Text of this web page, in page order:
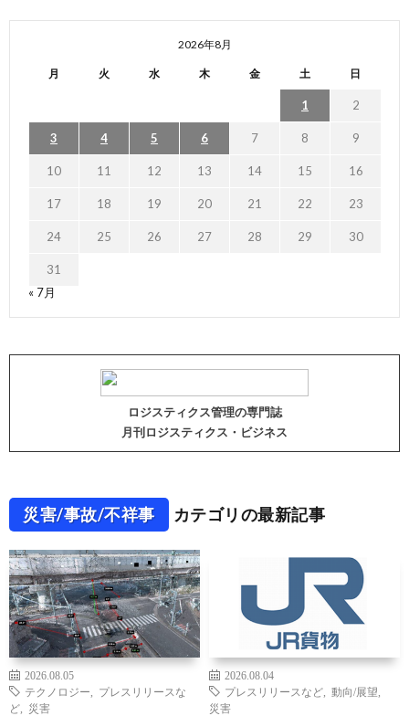
2026年8月
月 火 水 木 金 土 日
1 2
3 4 5 6 7 8 9
10 11 12 13 14 15 16
17 18 19 20 21 22 23
24 25 26 27 28 29 30
31
« 7月
ロジスティクス管理の専門誌
月刊ロジスティクス・ビジネス
災害/事故/不祥事 カテゴリの最新記事
2026.08.05
テクノロジー
プレスリリースな
ど
災害
2026.08.04
プレスリリースなど
動向/展望
災害